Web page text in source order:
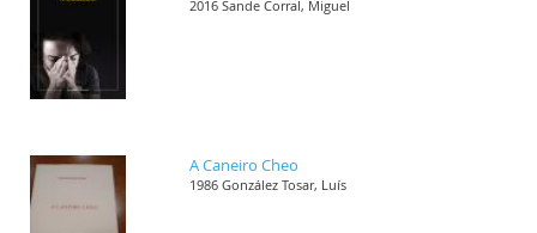
2016 Sande Corral, Miguel
A Caneiro Cheo
1986 González Tosar, Luís